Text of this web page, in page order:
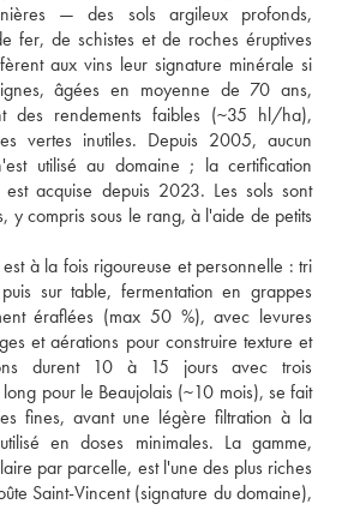
— des sols argileux profonds,
fer, de schistes et de roches éruptives
aux vins leur signature minérale si
âgées en moyenne de 70 ans,
des rendements faibles (~35 hl/ha),
vertes inutiles. Depuis 2005, aucun
utilisé au domaine ; la certification
est acquise depuis 2023. Les sols sont
y compris sous le rang, à l'aide de petits
à la fois rigoureuse et personnelle : tri
sur table, fermentation en grappes
éraflées (max 50 %), avec levures
et aérations pour construire texture et
durent 10 à 15 jours avec trois
pour le Beaujolais (~10 mois), se fait
fines, avant une légère filtration à la
en doses minimales. La gamme,
par parcelle, est l'une des plus riches
Saint-Vincent (signature du domaine),